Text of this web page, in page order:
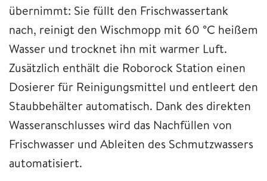
übernimmt: Sie füllt den Frischwassertank
nach, reinigt den Wischmopp mit 60 °C heißem
Wasser und trocknet ihn mit warmer Luft.
Zusätzlich enthält die Roborock Station einen
Dosierer für Reinigungsmittel und entleert den
Staubbehälter automatisch. Dank des direkten
Wasseranschlusses wird das Nachfüllen von
Frischwasser und Ableiten des Schmutzwassers
automatisiert.